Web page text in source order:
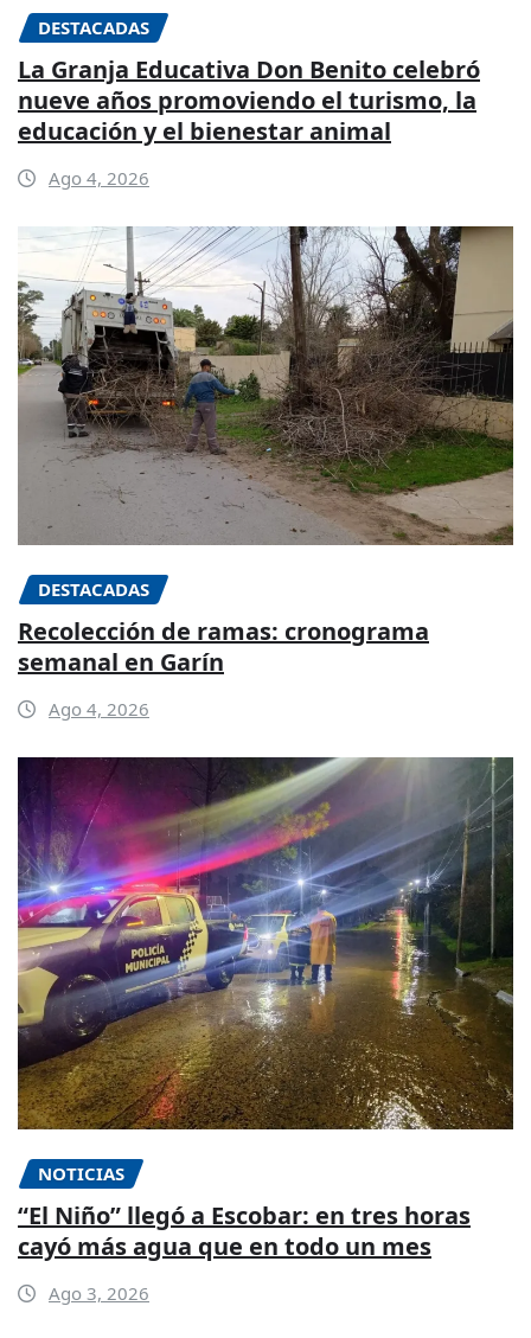
DESTACADAS
La Granja Educativa Don Benito celebró
nueve años promoviendo el turismo, la
educación y el bienestar animal
Ago 4, 2026
DESTACADAS
Recolección de ramas: cronograma
semanal en Garín
Ago 4, 2026
NOTICIAS
“El Niño” llegó a Escobar: en tres horas
cayó más agua que en todo un mes
Ago 3, 2026